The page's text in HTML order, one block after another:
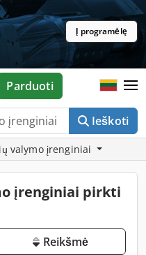
Į programėlę
Ieškoti
Parduoti
valymo įrenginiai
įrenginiai pirkti
Reikšmė